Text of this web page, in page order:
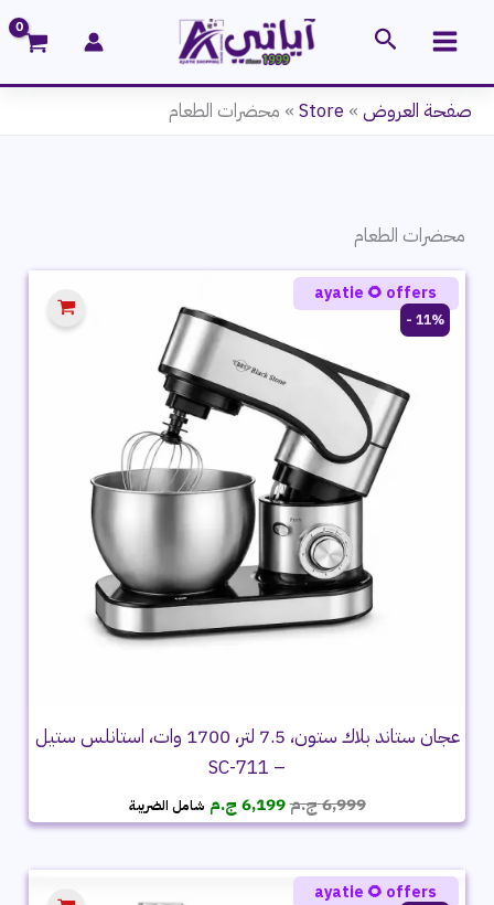
البحث
صفحة العروض »
Store
» محضرات الطعام
محضرات الطعام
11% -
عجان ستاند بلاك ستون، 7.5 لتر، 1700 وات، استانلس ستيل
– SC-711
6,999ج.مالسعر
الأصلي
6,999 ج.م.
6,199 ج.م السعر
الحالي
6,199 ج.م.
شامل الضريبة
ayatie 🌻 offers
ayatie 🌻 offers